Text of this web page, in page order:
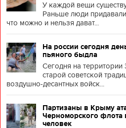
У каждой вещи
Раньше люди
что можно и нельзя дават...
На россии сегодня
пьяного быдла
Сегодня на
старой советской
воздушно-десантных войск...
Партизаны в Крыму
Черноморского флота
человек